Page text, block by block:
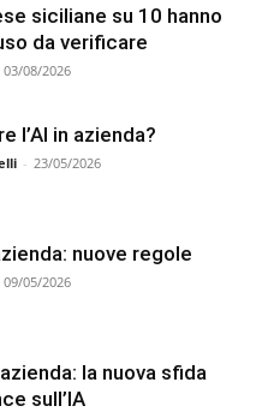
siciliane su 10 hanno
da verificare
03/08/2026
l’AI in azienda?
- 23/05/2026
nuove regole
09/05/2026
la nuova sfida
sull’IA